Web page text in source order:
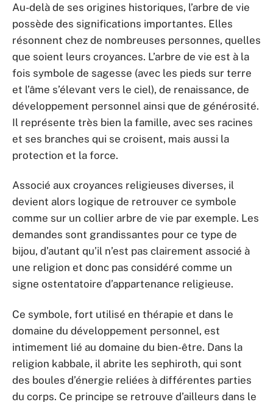
Au-delà de ses origines historiques, l’arbre de vie
possède des significations importantes. Elles
résonnent chez de nombreuses personnes, quelles
que soient leurs croyances. L’arbre de vie est à la
fois symbole de sagesse (avec les pieds sur terre
et l’âme s’élevant vers le ciel), de renaissance, de
développement personnel ainsi que de générosité.
Il représente très bien la famille, avec ses racines
et ses branches qui se croisent, mais aussi la
protection et la force.
Associé aux croyances religieuses diverses, il
devient alors logique de retrouver ce symbole
comme sur un collier arbre de vie par exemple. Les
demandes sont grandissantes pour ce type de
bijou, d’autant qu’il n’est pas clairement associé à
une religion et donc pas considéré comme un
signe ostentatoire d’appartenance religieuse.
Ce symbole, fort utilisé en thérapie et dans le
domaine du développement personnel, est
intimement lié au domaine du bien-être. Dans la
religion kabbale, il abrite les sephiroth, qui sont
des boules d’énergie reliées à différentes parties
du corps. Ce principe se retrouve d’ailleurs dans le